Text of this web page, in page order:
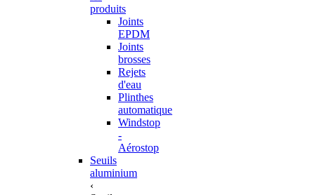
produits
Joints
EPDM
Joints
brosses
Rejets
d'eau
Plinthes
automatique
Windstop
-
Aérostop
Seuils
aluminium
‹